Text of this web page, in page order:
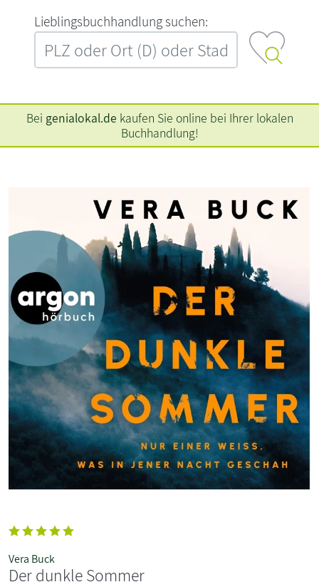
L‍i‍e‍b‍l‍i‍n‍g‍s‍b‍u‍c‍h‍h‍a‍n‍d‍l‍u‍n‍g‍ ‍s‍u‍c‍h‍e‍n‍:‍
Bei genialokal.de kaufen Sie online bei Ihrer lokalen
Buchhandlung!
Vera Buck
Der dunkle Sommer